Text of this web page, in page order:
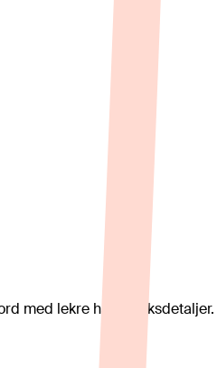
med lekre håndverksdetaljer.